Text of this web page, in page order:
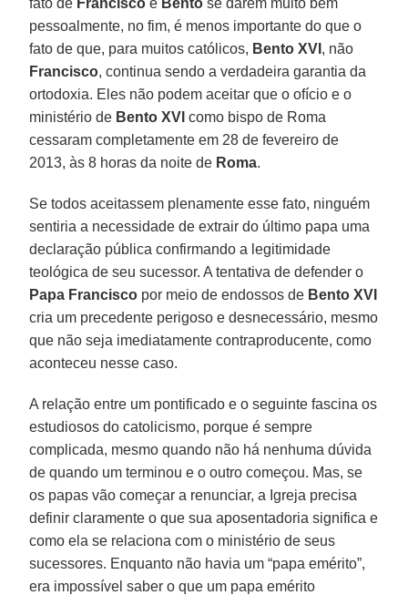
pessoalmente, no fim, é menos importante do que o
fato de que, para muitos católicos, Bento XVI , não
Francisco, continua sendo a verdadeira garantia da
ortodoxia. Eles não podem aceitar que o ofício e o
ministério de Bento XVI como bispo de Roma
cessaram completamente em 28 de fevereiro de
2013, às 8 horas da noite de Roma.
Se todos aceitassem plenamente esse fato, ninguém
sentiria a necessidade de extrair do último papa uma
declaração pública confirmando a legitimidade
teológica de seu sucessor. A tentativa de defender o
Papa Francisco por meio de endossos de Bento XVI
cria um precedente perigoso e desnecessário, mesmo
que não seja imediatamente contraproducente, como
aconteceu nesse caso.
A relação entre um pontificado e o seguinte fascina os
estudiosos do catolicismo, porque é sempre
complicada, mesmo quando não há nenhuma dúvida
de quando um terminou e o outro começou. Mas, se
os papas vão começar a renunciar, a Igreja precisa
definir claramente o que sua aposentadoria significa e
como ela se relaciona com o ministério de seus
sucessores. Enquanto não havia um “papa emérito”,
era impossível saber o que um papa emérito